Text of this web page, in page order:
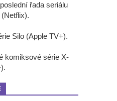
řada seriálu
Silo (Apple TV+).
komiksové série X-